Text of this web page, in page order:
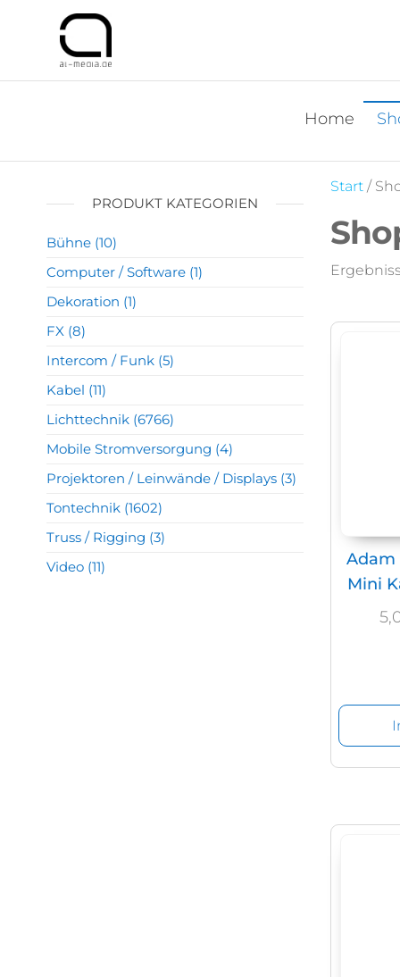
Dryhire
in Köln 24/7 Abholung
Home
Start/
Adam
Mini
PRODUKT KATEGORIEN
Bühne (10)
Computer / Software (1)
Dekoration (1)
FX (8)
Intercom / Funk (5)
Kabel (11)
Lichttechnik (6766)
Mobile Stromversorgung (4)
Projektoren / Leinwände / Displays (3)
Tontechnik (1602)
Truss / Rigging (3)
Video (11)